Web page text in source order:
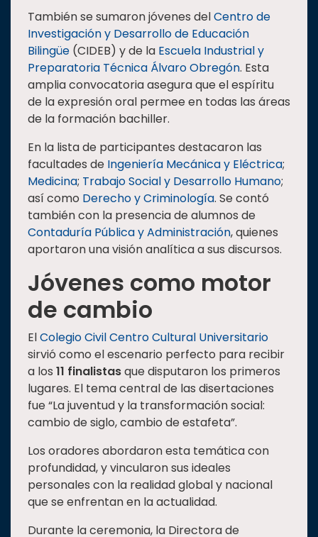
También se sumaron jóvenes delCentro de
Investigación y Desarrollo de Educación
Bilingüe (CIDEB) y de la Escuela Industrial y
Preparatoria Técnica Álvaro Obregón. Esta
amplia convocatoria asegura que el espíritu
de la expresión oral permee en todas las áreas
de la formación bachiller.
En la lista de participantes destacaron las
facultades de Ingeniería Mecánica y Eléctrica;
Medicina; Trabajo Social y Desarrollo Humano;
así como Derecho y Criminología. Se contó
también con la presencia de alumnos de
Contaduría Pública y Administración, quienes
aportaron una visión analítica a sus discursos.
Jóvenes como motor
de cambio
ElColegio Civil Centro Cultural Universitario
sirvió como el escenario perfecto para recibir
a los 11 finalistasque disputaron los primeros
lugares. El tema central de las disertaciones
fue “La juventud y la transformación social:
cambio de siglo, cambio de estafeta”.
Los oradores abordaron esta temática con
profundidad, y vincularon sus ideales
personales con la realidad global y nacional
que se enfrentan en la actualidad.
Durante la ceremonia, la Directora de